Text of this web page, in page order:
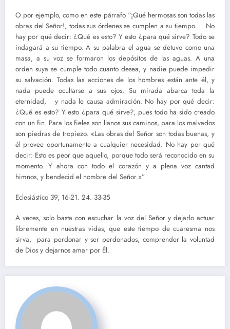
O por ejemplo, como en este párrafo “¡Qué hermosas son todas las
obras del Señor!, todas sus órdenes se cumplen a su tiempo. No
hay por qué decir: ¿Qué es esto? Y esto ¿para qué sirve? Todo se
indagará a su tiempo. A su palabra el agua se detuvo como una
masa, a su voz se formaron los depósitos de las aguas. A una
orden suya se cumple todo cuanto desea, y nadie puede impedir
su salvación. Todas las acciones de los hombres están ante él, y
nada puede ocultarse a sus ojos. Su mirada abarca toda la
eternidad, y nada le causa admiración. No hay por qué decir:
¿Qué es esto? Y esto ¿para qué sirve?, pues todo ha sido creado
con un fin. Para los fieles son llanos sus caminos, para los malvados
son piedras de tropiezo. «Las obras del Señor son todas buenas, y
él provee oportunamente a cualquier necesidad. No hay por qué
decir: Esto es peor que aquello, porque todo será reconocido en su
momento. Y ahora con todo el corazón y a plena voz cantad
himnos, y bendecid el nombre del Señor.»”
Eclesiástico 39, 16-21. 24. 33-35
A veces, solo basta con escuchar la voz del Señor y dejarlo actuar
libremente en nuestras vidas, que este tiempo de cuaresma nos
sirva, para perdonar y ser perdonados, comprender la voluntad
de Dios y dejarnos amar por Él.